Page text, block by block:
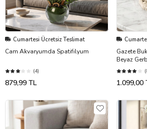
Cumartesi Ücretsiz Teslimat
Cam Akvaryumda Spatifilyum
(4)
879,99 TL
Gazete
Beyaz
1.099,00